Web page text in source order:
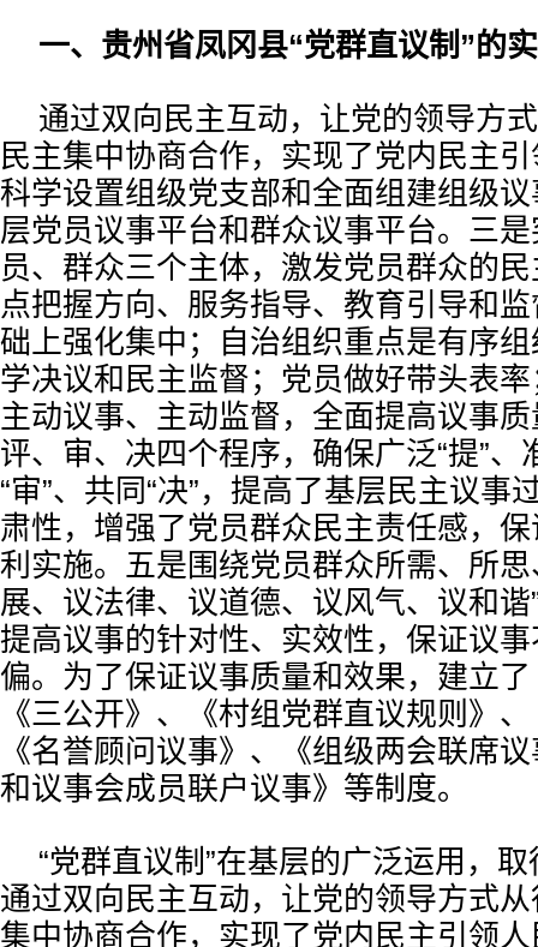
一、贵州省凤冈县“党群直议制”的
通过双向民主互动，让党的领导方
民主集中协商合作，实现了党内民主
科学设置组级党支部和全面组建组级
层党员议事平台和群众议事平台。三
员、群众三个主体，激发党员群众的
点把握方向、服务指导、教育引导和
础上强化集中；自治组织重点是有序
学决议和民主监督；党员做好带头表
主动议事、主动监督，全面提高议事
评、审、决四个程序，确保广泛“提”、
“审”、共同“决”，提高了基层民主议事
肃性，增强了党员群众民主责任感，
利实施。五是围绕党员群众所需、所思
展、议法律、议道德、议风气、议和
提高议事的针对性、实效性，保证议
偏。为了保证议事质量和效果，建立
《三公开》、《村组党群直议规则》
《名誉顾问议事》、《组级两会联席
和议事会成员联户议事》等制度。
“党群直议制”在基层的广泛运用，
通过双向民主互动，让党的领导方式
集中协商合作，实现了党内民主引领